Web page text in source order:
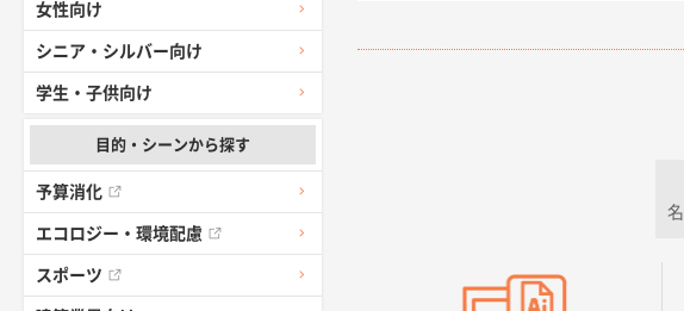
女性向け
シニア・シルバー向け
学生・子供向け
目的・シーンから探す
予算消化
エコロジー・環境配慮
スポーツ
愛知県I社様 【オーダー商品】特
価格 大丈夫そうな会社に見えた